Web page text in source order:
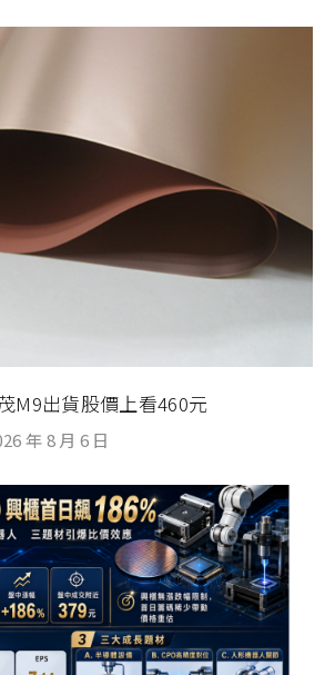
M9出貨股價上看460元
年 8 月 6 日